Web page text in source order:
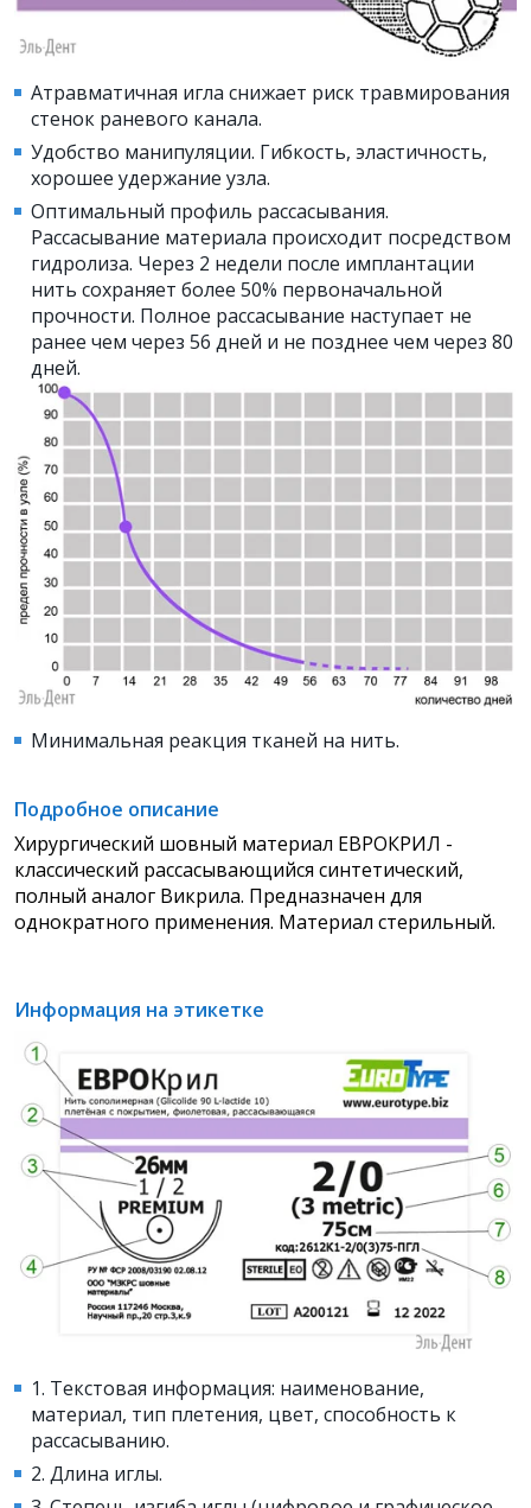
Атравматичная игла снижает риск травмирования
стенок раневого канала.
Удобство манипуляции. Гибкость, эластичность,
хорошее удержание узла.
Оптимальный профиль рассасывания.
Рассасывание материала происходит посредством
гидролиза. Через 2 недели после имплантации
нить сохраняет более 50% первоначальной
прочности. Полное рассасывание наступает не
ранее чем через 56 дней и не позднее чем через 80
дней.
Минимальная реакция тканей на нить.
Подробное описание
Хирургический шовный материал ЕВРОКРИЛ -
классический рассасывающийся синтетический,
полный аналог Викрила. Предназначен для
однократного применения. Материал стерильный.
Информация на этикетке
1. Текстовая информация: наименование,
материал, тип плетения, цвет, способность к
рассасыванию.
2. Длина иглы.